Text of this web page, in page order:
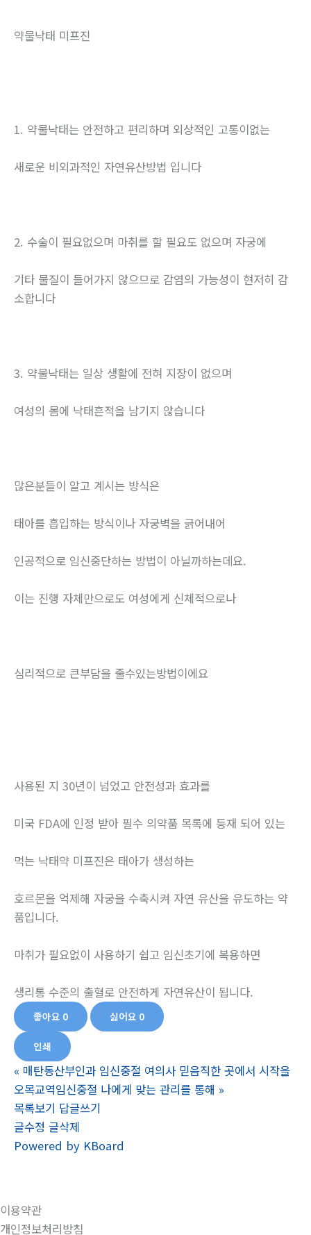
약물낙태 미프진
1. 약물낙태는 안전하고 편리하며 외상적인 고통이없는
새로운 비외과적인 자연유산방법 입니다
2. 수술이 필요없으며 마취를 할 필요도 없으며 자궁에
기타 물질이 들어가지 않으므로 감염의 가능성이 현저히 감
소합니다
3. 약물낙태는 일상 생활에 전혀 지장이 없으며
여성의 몸에 낙태흔적을 남기지 않습니다
많은분들이 알고 계시는 방식은
태아를 흡입하는 방식이나 자궁벽을 긁어내어
인공적으로 임신중단하는 방법이 아닐까하는데요.
이는 진행 자체만으로도 여성에게 신체적으로나
심리적으로 큰부담을 줄수있는방법이에요
사용된 지 30년이 넘었고 안전성과 효과를
미국 FDA에 인정 받아 필수 의약품 목록에 등재 되어 있는
먹는 낙태약 미프진은 태아가 생성하는
호르몬을 억제해 자궁을 수축시켜 자연 유산을 유도하는 약
품입니다.
마취가 필요없이 사용하기 쉽고 임신초기에 복용하면
생리통 수준의 출혈로 안전하게 자연유산이 됩니다.
좋아요 0 싫어요 0
인쇄
« 매탄동산부인과 임신중절 여의사 믿음직한 곳에서 시작을
오목교역임신중절 나에게 맞는 관리를 통해 »
목록보기 답글쓰기
글수정 글삭제
Powered by KBoard
이용약관
개인정보처리방침